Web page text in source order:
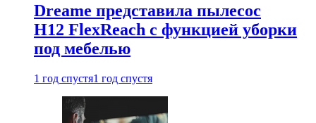
Dreame представила пылесос
H12 FlexReach с функцией уборки
под мебелью
1 год спустя1 год спустя